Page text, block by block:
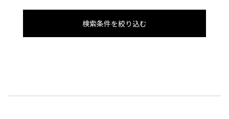
検索条件を絞り込む